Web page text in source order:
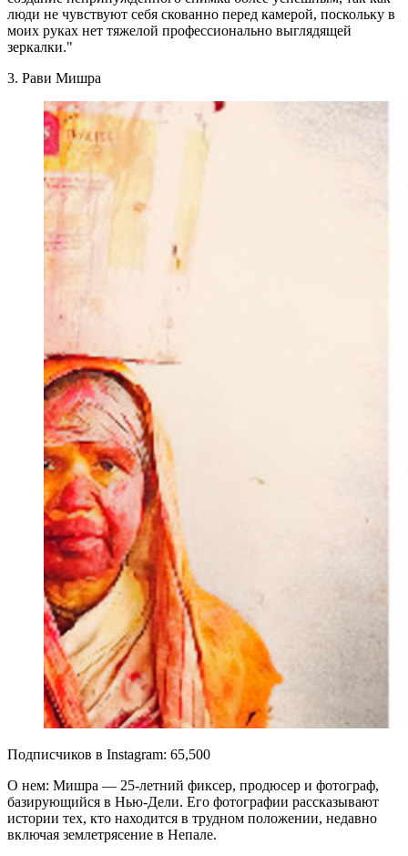
люди не чувствуют себя скованно перед камерой, поскольку в
моих руках нет тяжелой профессионально выглядящей
зеркалки."
3. Рави Мишра
Подписчиков в Instagram: 65,500
О нем: Мишра — 25-летний фиксер, продюсер и фотограф,
базирующийся в Нью-Дели. Его фотографии рассказывают
истории тех, кто находится в трудном положении, недавно
включая землетрясение в Непале.